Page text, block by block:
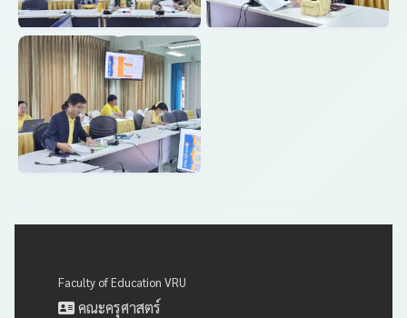
Faculty of Education VRU
คณะครุศาสตร์